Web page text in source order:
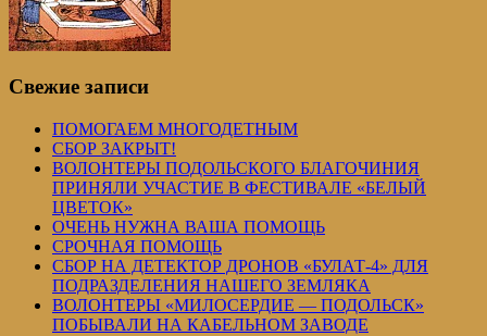
Свежие записи
ПОМОГАЕМ МНОГОДЕТНЫМ
СБОР ЗАКРЫТ!
ВОЛОНТЕРЫ ПОДОЛЬСКОГО БЛАГОЧИНИЯ
ПРИНЯЛИ УЧАСТИЕ В ФЕСТИВАЛЕ «БЕЛЫЙ
ЦВЕТОК»
ОЧЕНЬ НУЖНА ВАША ПОМОЩЬ
СРОЧНАЯ ПОМОЩЬ
СБОР НА ДЕТЕКТОР ДРОНОВ «БУЛАТ-4» ДЛЯ
ПОДРАЗДЕЛЕНИЯ НАШЕГО ЗЕМЛЯКА
ВОЛОНТЕРЫ «МИЛОСЕРДИЕ — ПОДОЛЬСК»
ПОБЫВАЛИ НА КАБЕЛЬНОМ ЗАВОДЕ